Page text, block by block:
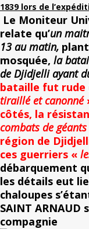
1839 lors de
Le Moniteur
relate qu’un
13 au matin,
mosquée, la
de Djidjelli ayant
bataille fut rude
tiraillé et canonné
côtés, la
combats de géants
région de
ces guerriers «
débarquement
les détails eut
chaloupes
SAINT
compagnie